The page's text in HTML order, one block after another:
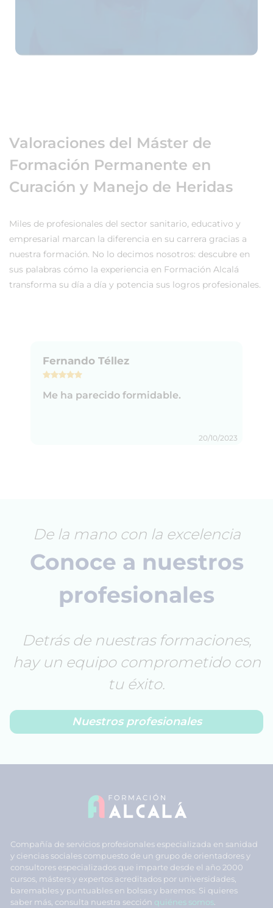
Valoraciones del Máster de
Formación Permanente en
Curación y Manejo de Heridas
Miles de profesionales del sector sanitario, educativo y
empresarial marcan la diferencia en su carrera gracias a
nuestra formación. No lo decimos nosotros: descubre en
sus palabras cómo la experiencia en Formación Alcalá
transforma su día a día y potencia sus logros profesionales.
Fernando Téllez
Me ha parecido formidable.
20/10/2023
De la mano con la excelencia
Conoce a nuestros
profesionales
Detrás de nuestras formaciones,
hay un equipo comprometido con
tu éxito.
Nuestros profesionales
Compañía de servicios profesionales especializada en sanidad
y ciencias sociales compuesto de un grupo de orientadores y
consultores especializados que imparte desde el año 2000
cursos, másters y expertos acreditados por universidades,
baremables y puntuables en bolsas y baremos. Si quieres
saber más, consulta nuestra sección quiénes somos